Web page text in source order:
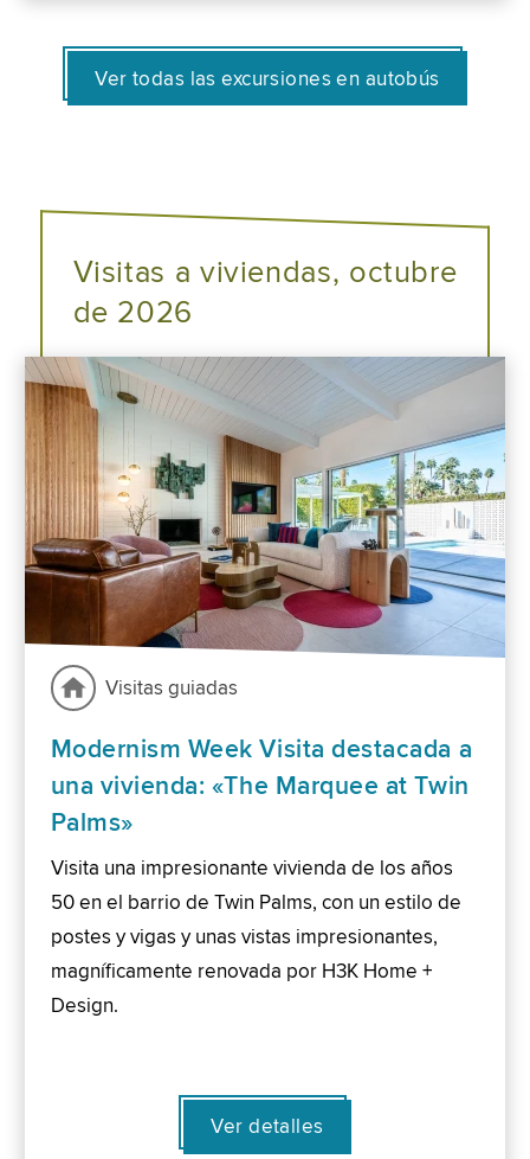
Ver todas las excursiones en autobús
Visitas a viviendas, octubre
de 2026
Visitas guiadas
Modernism Week Visita destacada a
una vivienda: «The Marquee at Twin
Palms»
Visita una impresionante vivienda de los años
50 en el barrio de Twin Palms, con un estilo de
postes y vigas y unas vistas impresionantes,
magníficamente renovada por H3K Home +
Design.
Ver detalles